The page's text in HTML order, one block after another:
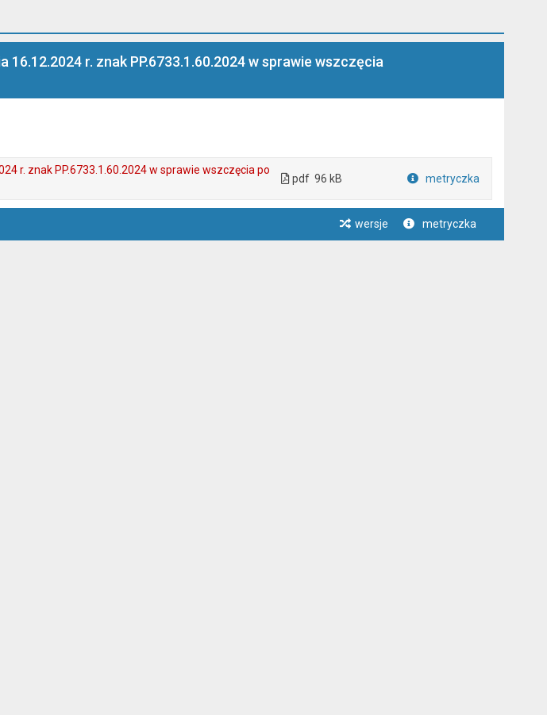
r. znak PP.6733.1.60.2024 w sprawie wszczęcia
r. znak PP.6733.1.60.2024 w sprawie wszczęcia po
pdf 96 kB metryczka
wersje metryczka